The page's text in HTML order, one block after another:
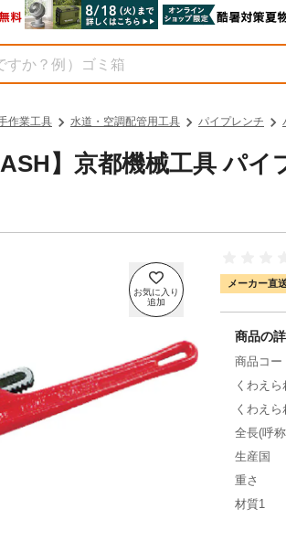
作業工具 水道・空調配管用工具 パイプレンチ
】京都機械工具 パ
メーカー直
商品の
商品コー
くわえ
くわえ
全長(呼
生産国
重さ
材質1